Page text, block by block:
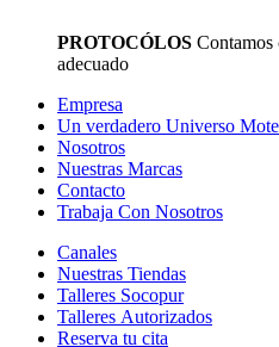
PROTOCÓLOS Contamos
adecuado
Empresa
Un verdadero Universo
Nosotros
Nuestras Marcas
Contacto
Trabaja Con Nosotros
Canales
Nuestras Tiendas
Talleres Socopur
Talleres Autorizados
Reserva tu cita